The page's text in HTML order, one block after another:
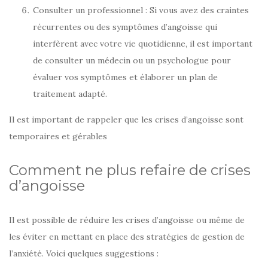
Consulter un professionnel : Si vous avez des craintes
récurrentes ou des symptômes d’angoisse qui
interfèrent avec votre vie quotidienne, il est important
de consulter un médecin ou un psychologue pour
évaluer vos symptômes et élaborer un plan de
traitement adapté.
Il est important de rappeler que les crises d’angoisse sont
temporaires et gérables
Comment ne plus refaire de crises
d’angoisse
Il est possible de réduire les crises d’angoisse ou même de
les éviter en mettant en place des stratégies de gestion de
l’anxiété. Voici quelques suggestions :